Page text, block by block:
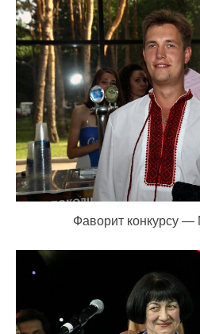
Фаворит конкурсу —